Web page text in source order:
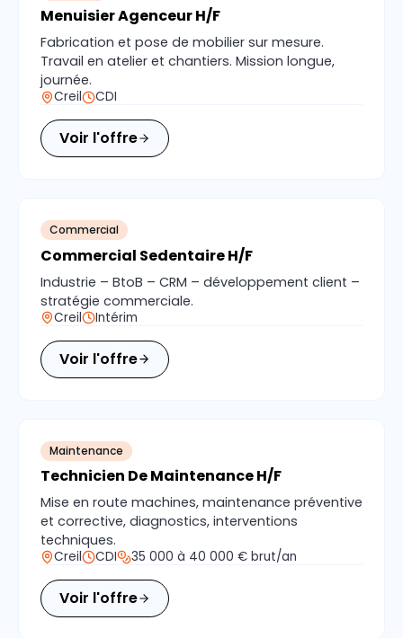
Menuisier Agenceur H/F
Fabrication et pose de mobilier sur mesure.
Travail en atelier et chantiers. Mission longue,
journée.
Creil CDI
Voir l'offre
Commercial
Commercial Sedentaire H/F
Industrie – BtoB – CRM – développement client –
stratégie commerciale.
Creil Intérim
Voir l'offre
Maintenance
Technicien De Maintenance H/F
Mise en route machines, maintenance préventive
et corrective, diagnostics, interventions
techniques.
Creil CDI 35 000 à 40 000 € brut/an
Voir l'offre